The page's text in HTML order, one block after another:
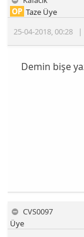
25-04-2018,00:28
OP Taze Üye
Demin bişe
CVS0097
Üye